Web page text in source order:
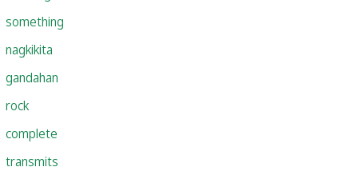
something
nagkikita
gandahan
rock
complete
transmits